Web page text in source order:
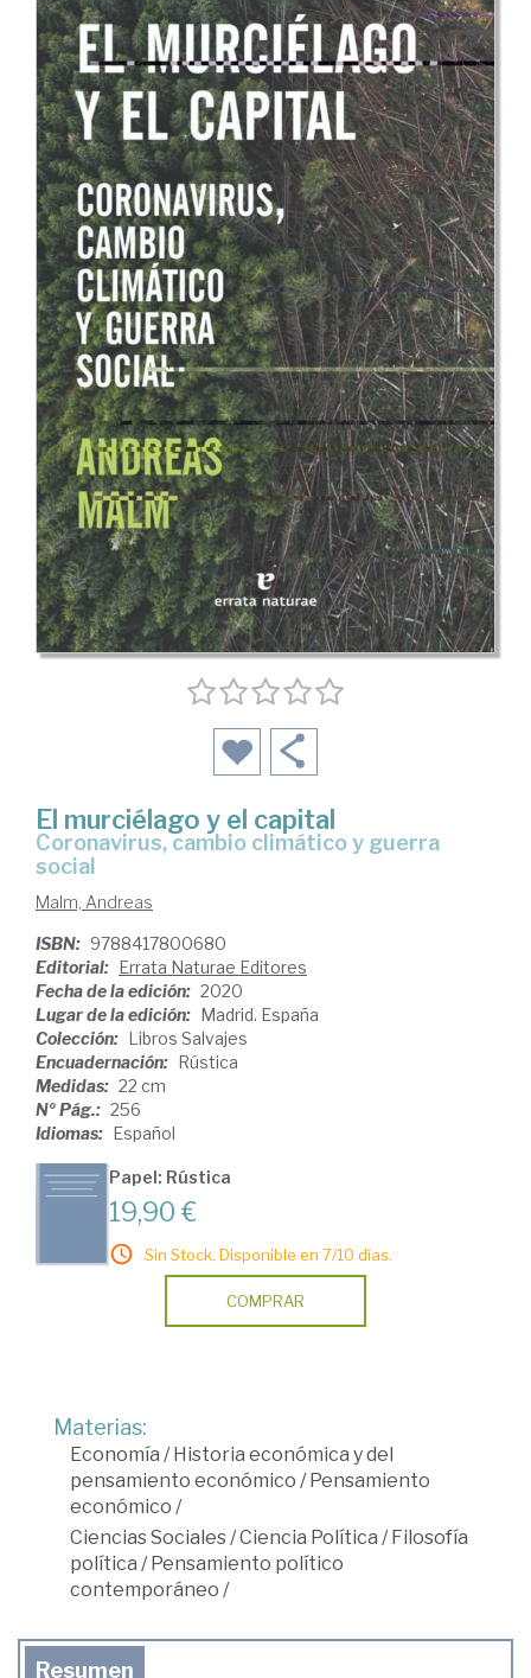
El murciélago y el capital
Coronavirus, cambio climático y guerra
social
Malm, Andreas
ISBN: 9788417800680
Editorial: Errata Naturae Editores
Fecha de la edición: 2020
Lugar de la edición: Madrid. España
Colección: Libros Salvajes
Encuadernación: Rústica
Medidas: 22 cm
Nº Pág.: 256
Idiomas: Español
Papel: Rústica
19,90 €
Sin Stock. Disponible en 7/10 días.
COMPRAR
Materias:
Economía /Historia económica y del
pensamiento económico /Pensamiento
económico /
Ciencias Sociales /Ciencia Política /Filosofía
política /Pensamiento político
contemporáneo /
Resumen